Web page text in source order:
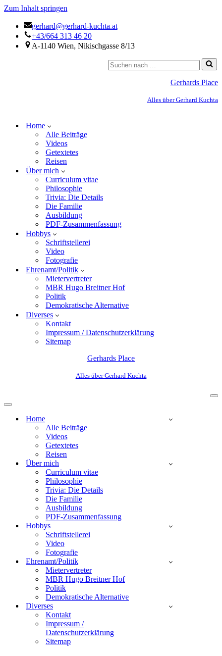
Zum Inhalt springen
gerhard@gerhard-kuchta.at
+43/664 313 46 20
A-1140 Wien, Nikischgasse 8/13
Gerhards Place
Alles über Gerhard Kuchta
Home
Alle Beiträge
Videos
Getextetes
Reisen
Über mich
Curriculum vitae
Philosophie
Trivia: Die Details
Die Familie
Ausbildung
PDF-Zusammenfassung
Hobbys
Schriftstellerei
Video
Fotografie
Ehrenamt/Politik
Mietervertreter
MBR Hugo Breitner Hof
Politik
Demokratische Alternative
Diverses
Kontakt
Impressum / Datenschutzerklärung
Sitemap
Gerhards Place
Alles über Gerhard Kuchta
Home
Alle Beiträge
Videos
Getextetes
Reisen
Über mich
Curriculum vitae
Philosophie
Trivia: Die Details
Die Familie
Ausbildung
PDF-Zusammenfassung
Hobbys
Schriftstellerei
Video
Fotografie
Ehrenamt/Politik
Mietervertreter
MBR Hugo Breitner Hof
Politik
Demokratische Alternative
Diverses
Kontakt
Impressum /
Datenschutzerklärung
Sitemap